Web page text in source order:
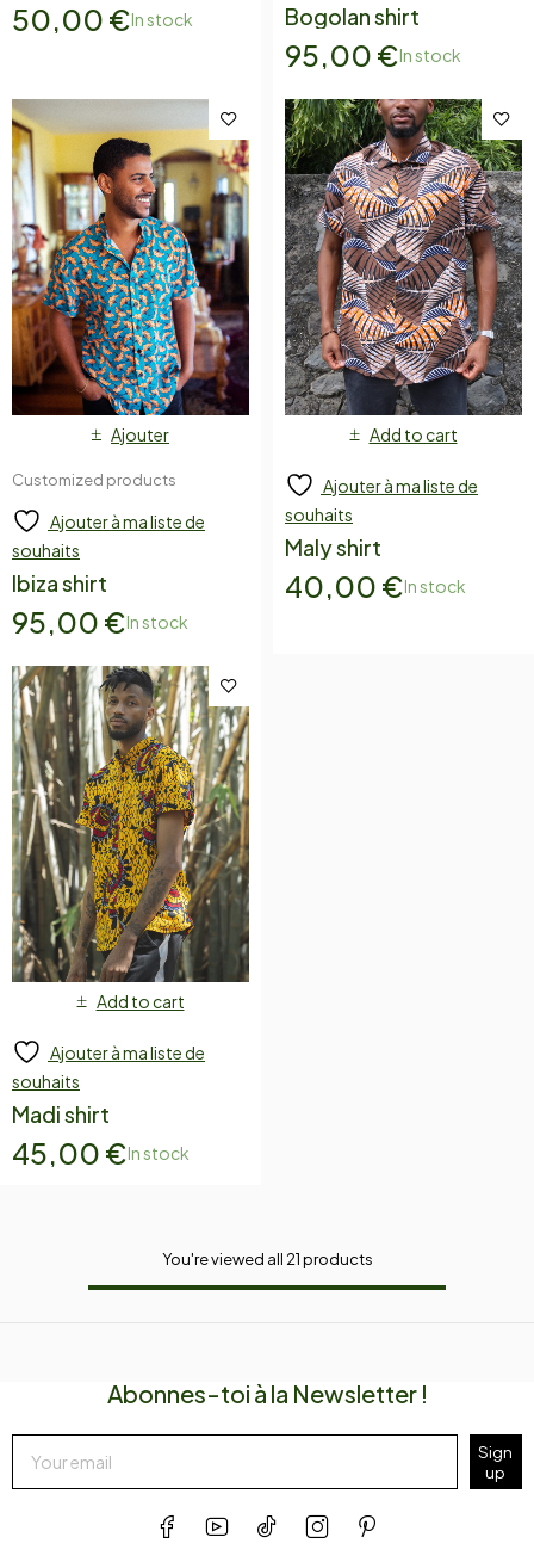
50,00 €In stock Bogolan shirt
95,00 €In stock
Ajouter
Customized products
Ajouter à ma liste de
souhaits
Ibiza shirt
95,00 €In stock
Add to cart
Ajouter à ma liste de
souhaits
Maly shirt
40,00 €In stock
Add to cart
Ajouter à ma liste de
souhaits
Madi shirt
45,00 €In stock
You're viewed all 21 products
Abonnes-toi à la Newsletter !
Sign
up